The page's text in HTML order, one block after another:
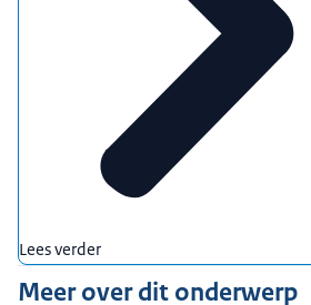
Lees verder
Meer over dit onderwerp